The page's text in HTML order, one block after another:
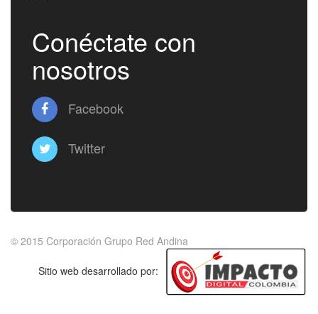
Conéctate con
nosotros
Facebook
Twitter
© 2015 Corporación Grupo Red Andina
Sitio web desarrollado por: